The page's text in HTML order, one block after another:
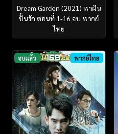
Dream Garden (2021) พาฝัน
ปั้นรัก ตอนที่ 1-16 จบ พากย์
ไทย
จบแล้ว พากย์ไทย